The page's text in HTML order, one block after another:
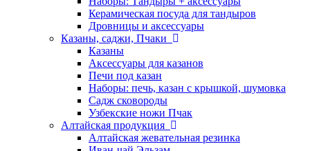
Керамическая посуда для тандыров
Дровницы и аксессуары
Казаны, саджи, Пчаки
Казаны
Аксессуары для казанов
Печи под казан
Наборы: печь, казан с крышкой, шумовка
Садж сковороды
Узбекские ножи Пчак
Алтайская продукция
Алтайская жевательная резинка